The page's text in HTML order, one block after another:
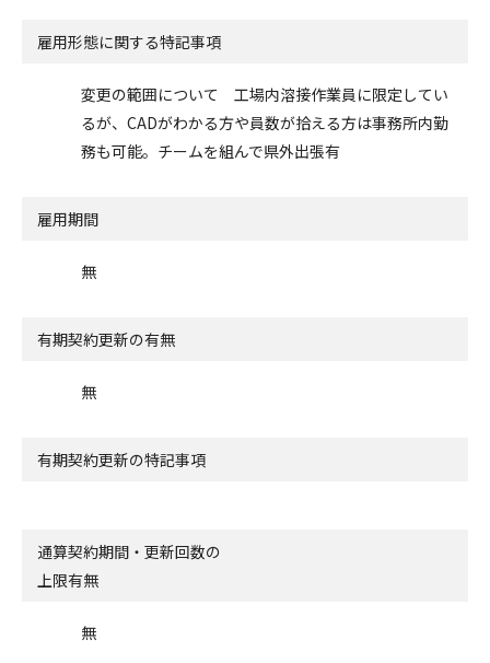
雇用形態に関する特記事項
変更の範囲について 工場内溶接作業員に限定してい
るが、CADがわかる方や員数が拾える方は事務所内勤
務も可能。チームを組んで県外出張有
雇用期間
無
有期契約更新の有無
無
有期契約更新の特記事項
通算契約期間・更新回数の
上限有無
無